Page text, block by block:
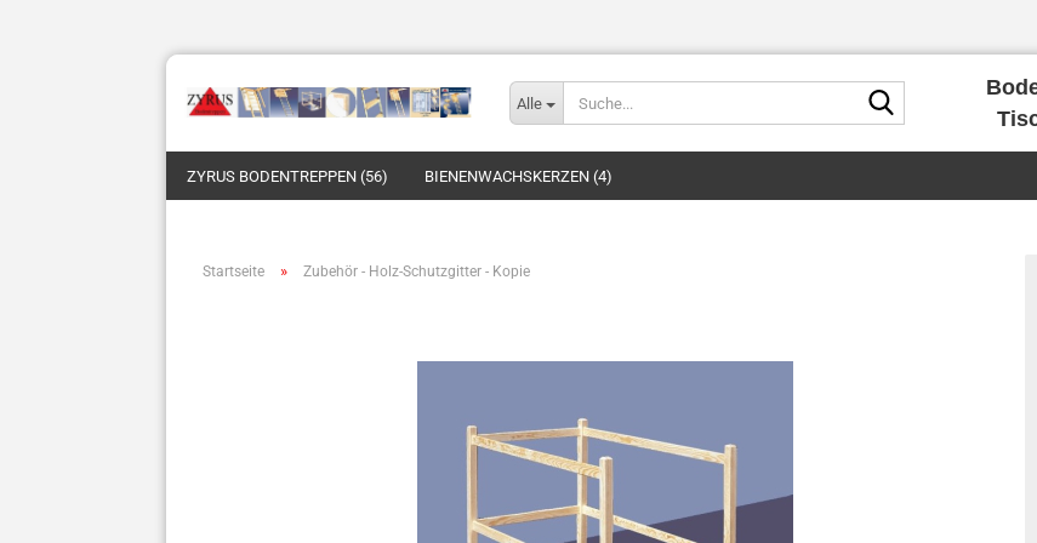
Alle
ZYRUS BODENTREPPEN (56) BIENENWACHSKERZEN (4)
Startseite » Zubehör - Holz-Schutzgitter - Kopie